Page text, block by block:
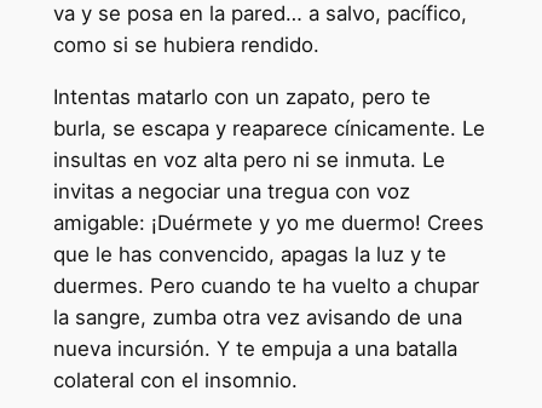
va y se posa en la pared… a salvo, pacífico,
como si se hubiera rendido.
Intentas matarlo con un zapato, pero te
burla, se escapa y reaparece cínicamente. Le
insultas en voz alta pero ni se inmuta. Le
invitas a negociar una tregua con voz
amigable: ¡Duérmete y yo me duermo! Crees
que le has convencido, apagas la luz y te
duermes. Pero cuando te ha vuelto a chupar
la sangre, zumba otra vez avisando de una
nueva incursión. Y te empuja a una batalla
colateral con el insomnio.